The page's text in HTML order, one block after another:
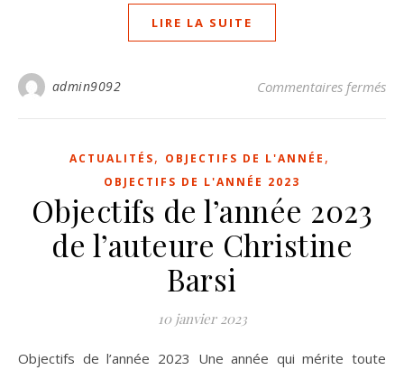
LIRE LA SUITE
admin9092 Commentaires fermés
ACTUALITÉS, OBJECTIFS DE L'ANNÉE ,
OBJECTIFS DE L'ANNÉE 2023
Objectifs de l’année 2023
de l’auteure Christine
Barsi
10 janvier 2023
Objectifs de l’année 2023 Une année qui mérite toute